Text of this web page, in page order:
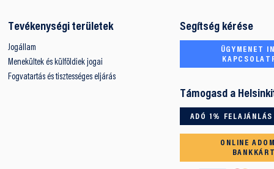
Tevékenységi területek
Jogállam
Menekültek és külföldiek jogai
Fogvatartás és tisztességes eljárás
Segítség kérése
ÜGYMENET
Támogasd a
ADÓ 1% FELAJÁNLÁS
ONLINE